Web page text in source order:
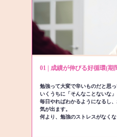
01 | 成績が伸びる好循環(期
勉強って大変で辛いものだと思
いくうちに「そんなことないな
毎日やればわかるようになるし
気が出ます。
何より、勉強のストレスがなくな